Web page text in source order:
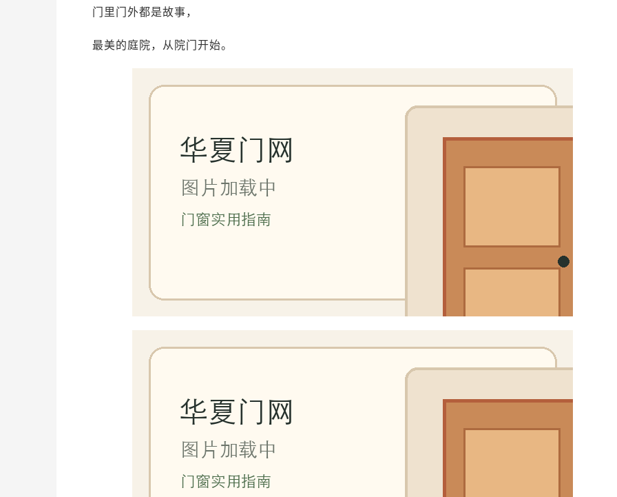
门里门外都是故事，
最美的庭院，从院门开始。